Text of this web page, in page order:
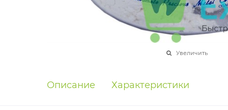
Увеличить
Описание Характеристики